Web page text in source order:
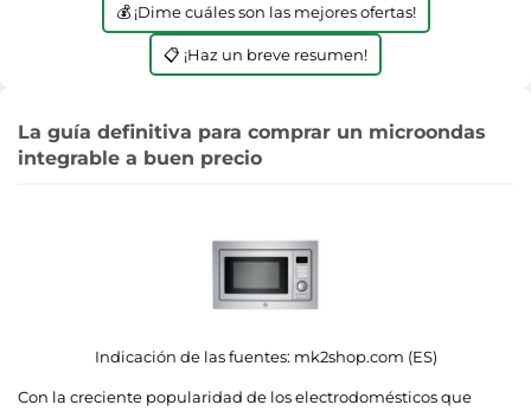
💰 ¡Dime cuáles son las mejores ofertas!
📋 ¡Haz un breve resumen!
La guía definitiva para comprar un microondas
integrable a buen precio
Indicación de las fuentes: mk2shop.com (ES)
Con la creciente popularidad de los electrodomésticos que